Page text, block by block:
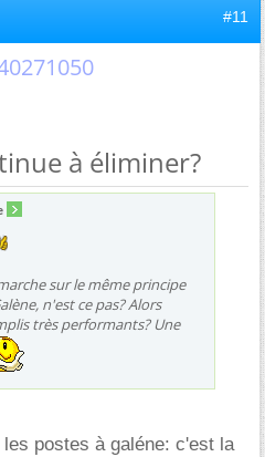
#11
à éliminer?
sur le même principe
n'est ce pas? Alors
très performants? Une
postes à galéne: c'est la